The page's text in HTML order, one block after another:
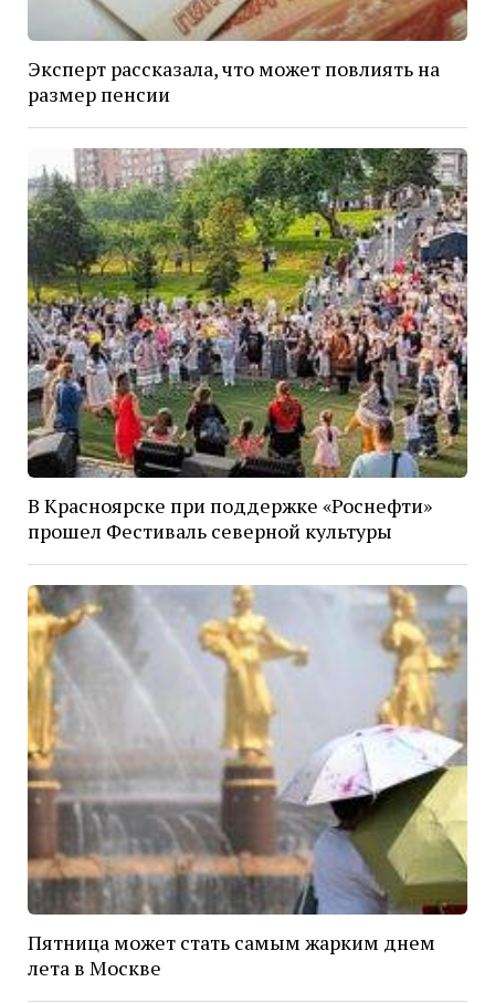
Эксперт рассказала, что может повлиять на
размер пенсии
В Красноярске при поддержке «Роснефти»
прошел Фестиваль северной культуры
Пятница может стать самым жарким днем
лета в Москве